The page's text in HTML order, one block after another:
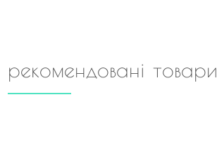
рекомендовані товари